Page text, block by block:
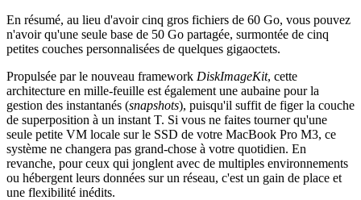
En résumé, au lieu d'avoir cinq gros fichiers de 60 Go, vous pouvez
n'avoir qu'une seule base de 50 Go partagée, surmontée de cinq
petites couches personnalisées de quelques gigaoctets.
Propulsée par le nouveau framework DiskImageKit, cette
architecture en mille-feuille est également une aubaine pour la
gestion des instantanés (snapshots), puisqu'il suffit de figer la couche
de superposition à un instant T. Si vous ne faites tourner qu'une
seule petite VM locale sur le SSD de votre MacBook Pro M3, ce
système ne changera pas grand-chose à votre quotidien. En
revanche, pour ceux qui jonglent avec de multiples environnements
ou hébergent leurs données sur un réseau, c'est un gain de place et
une flexibilité inédits.